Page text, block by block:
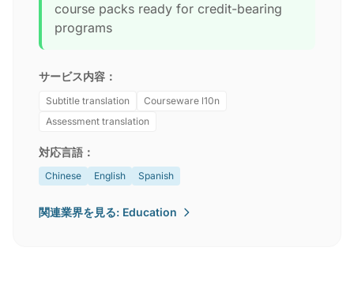
course packs ready for credit-bearing
programs
サービス内容：
Subtitle translation
Courseware l10n
Assessment translation
対応言語：
Chinese English Spanish
関連業界を見る: Education